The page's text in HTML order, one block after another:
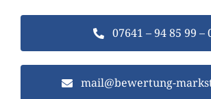
07641 – 94 85 99 –
mail@bewertung-